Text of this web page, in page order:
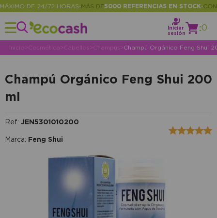
DE 24/72 HORAS•MÁS DE 5000 REFERENCIAS EN STOCK•
Iniciar
sesión
:0
Inicio>Cosmética>Cabellos >Champús >Champú Orgánico Feng Shui
Champú Orgánico Feng Shui 200
ml
Ref: JEN5301010200
Marca: Feng Shui